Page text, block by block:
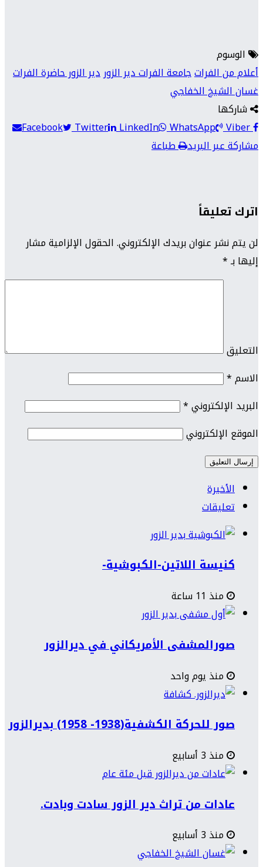
الوسوم
أعلام من الفراتجامعة الفرات دير الزوردير الزور حاضرة الفرات
غسان الشيخ الخفاجي
شاركها
Facebook
Twitter LinkedIn WhatsApp Viber
مشاركة عبر البريد
طباعة
اترك تعليقاً
لن يتم نشر عنوان بريدك الإلكتروني.الحقول الإلزامية مشار
إليها بـ*
التعليق
الاسم*
البريد الإلكتروني*
الموقع الإلكتروني
الأخيرة
تعليقات
كنيسة اللاتين-الكبوشية-
منذ 11 ساعة
صورالمشفى الأمريكاني في ديرالزور
منذ يوم واحد
صور للحركة الكشفية(1938- 1958) بديرالزور
منذ 3 أسابيع
عادات من تراث دير الزور سادت وبادت.
منذ 3 أسابيع